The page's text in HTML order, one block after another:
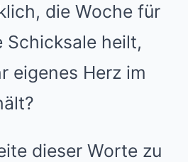
die Woche für
Schicksale heilt,
eigenes Herz im
dieser Worte zu